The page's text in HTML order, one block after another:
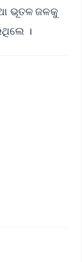
ଭୂତଳ ଜଳକୁ
।